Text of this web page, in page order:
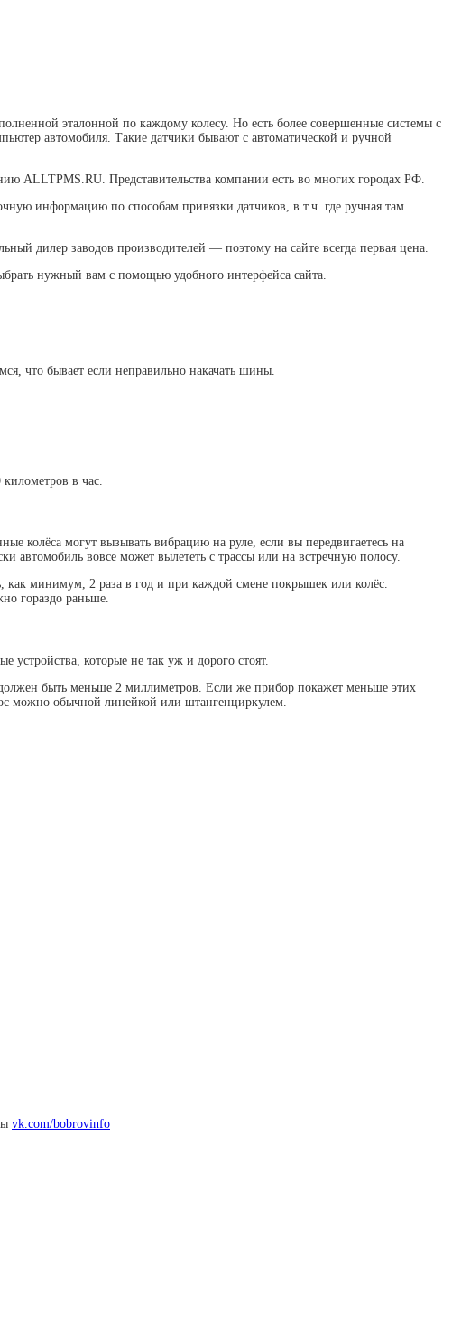
эталонной по каждому колесу. Но есть более совершенные системы с
автомобиля. Такие датчики бывают с автоматической и ручной
ALLTPMS.RU. Представительства компании есть во многих городах РФ.
информацию по способам привязки датчиков, в т.ч. где ручная там
дилер заводов производителей — поэтому на сайте всегда первая цена.
нужный вам с помощью удобного интерфейса сайта.
что бывает если неправильно накачать шины.
в час.
колёса могут вызывать вибрацию на руле, если вы передвигаетесь на
автомобиль вовсе может вылететь с трассы или на встречную полосу.
как минимум, 2 раза в год и при каждой смене покрышек или колёс.
гораздо раньше.
которые не так уж и дорого стоят.
должен быть меньше 2 миллиметров. Если же прибор покажет меньше этих
можно обычной линейкой или штангенциркулем.
vk.com/bobrovinfo